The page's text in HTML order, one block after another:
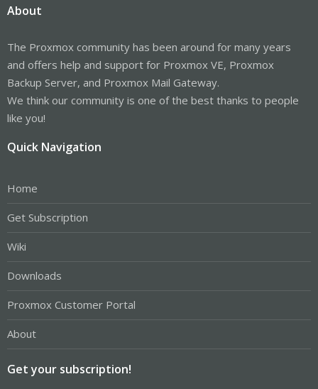
About
The Proxmox community has been around for many years
and offers help and support for Proxmox VE, Proxmox
Backup Server, and Proxmox Mail Gateway.
We think our community is one of the best thanks to people
like you!
Quick Navigation
Home
Get Subscription
Wiki
Downloads
Proxmox Customer Portal
About
Get your subscription!